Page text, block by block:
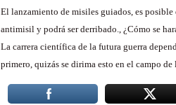
El lanzamiento de misiles guiados, es
antimisil y podrá ser derribado., ¿Cómo se
La carrera científica de la futura guerra
primero, quizás se dirima esto en el campo